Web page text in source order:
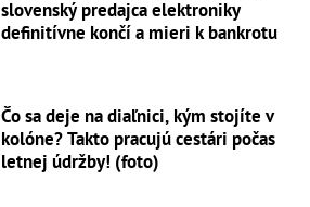
slovenský predajca elektroniky
definitívne končí a mieri k bankrotu
Čo sa deje na diaľnici, kým stojíte v
kolóne? Takto pracujú cestári počas
letnej údržby! (foto)